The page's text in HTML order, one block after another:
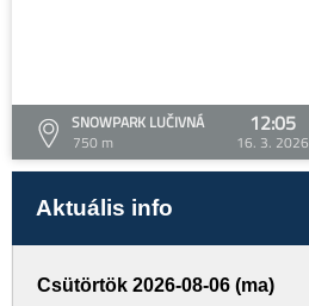
SNOWPARK LUČIVNÁ
750 m
12:05
16. 3. 2026
Aktuális info
Csütörtök 2026-08-06 (ma)